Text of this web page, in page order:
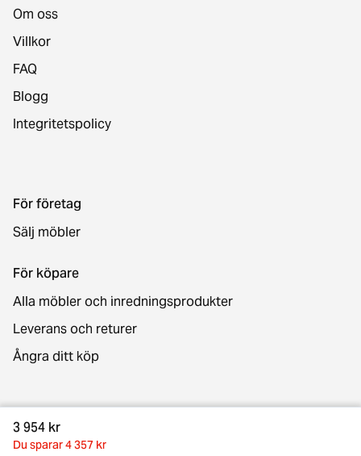
3 954 kr
Du sparar 4 357 kr
Om oss
Villkor
FAQ
Blogg
Integritetspolicy
För företag
Sälj möbler
För köpare
Alla möbler och inredningsprodukter
Leverans och returer
Ångra ditt köp
Kontakt